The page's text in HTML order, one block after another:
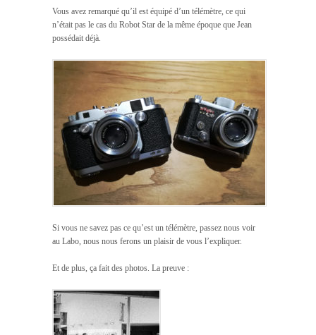
Vous avez remarqué qu’il est équipé d’un télémètre, ce qui
n’était pas le cas du Robot Star de la même époque que Jean
possédait déjà.
Si vous ne savez pas ce qu’est un télémètre, passez nous voir
au Labo, nous nous ferons un plaisir de vous l’expliquer.
Et de plus, ça fait des photos. La preuve :